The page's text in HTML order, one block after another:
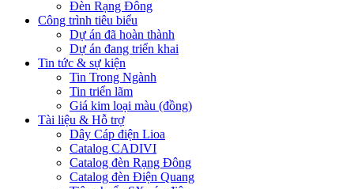
Đèn Rạng Đông
Công trình tiêu biểu
Dự án đã hoàn thành
Dự án đang triển khai
Tin tức & sự kiện
Tin Trong Ngành
Tin triển lãm
Giá kim loại màu (đồng)
Tài liệu & Hỗ trợ
Dây Cáp điện Lioa
Catalog CADIVI
Catalog đèn Rạng Đông
Catalog đèn Điện Quang